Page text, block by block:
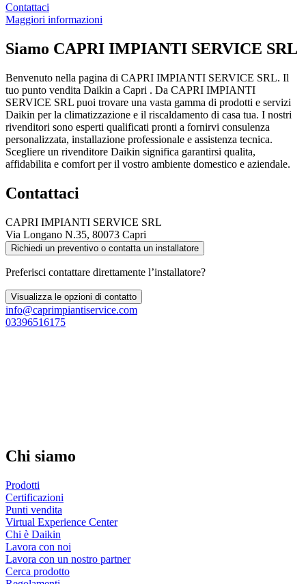
Contattaci
Maggiori informazioni
Siamo CAPRI IMPIANTI SERVICE SRL
Benvenuto nella pagina di CAPRI IMPIANTI SERVICE SRL. Il
tuo punto vendita Daikin a Capri . Da CAPRI IMPIANTI
SERVICE SRL puoi trovare una vasta gamma di prodotti e servizi
Daikin per la climatizzazione e il riscaldamento di casa tua. I nostri
rivenditori sono esperti qualificati pronti a fornirvi consulenza
personalizzata, installazione professionale e assistenza tecnica.
Scegliere un rivenditore Daikin significa garantirsi qualita,
affidabilita e comfort per il vostro ambiente domestico e aziendale.
Contattaci
CAPRI IMPIANTI SERVICE SRL
Via Longano N.35, 80073 Capri
Richiedi un preventivo o contatta un installatore
Preferisci contattare direttamente l’installatore?
Visualizza le opzioni di contatto
info@caprimpiantiservice.com
03396516175
Chi siamo
Prodotti
Certificazioni
Punti vendita
Virtual Experience Center
Chi è Daikin
Lavora con noi
Lavora con un nostro partner
Cerca prodotto